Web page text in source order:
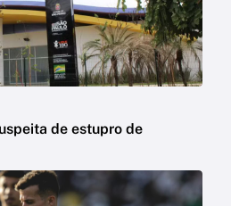
de estupro de